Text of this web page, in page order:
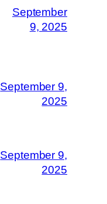
September
9, 2025
September 9,
2025
September 9,
2025